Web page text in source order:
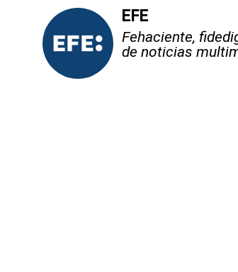
EFE
Fehaciente,
de noticias